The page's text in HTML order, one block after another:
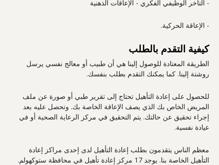
- التأخر الوظيفي الفكري - الإعاقات الذهنية
- الإعاقة الحركية.
كيفية التقدم بالطلب
الطريقة المعتادة للوصول إلينا هي أن طبيب أو معالج نفسي يرسل
روشتة إلينا. كما يمكنك التقدم بطلب بنفسك.
للحصول على إعادة التأهيل تحتاج إلى تقرير طبي أو صورة عن ملف
المريض الخاص بك الذي يصف الإعاقة الخاصة بك. وتحصل عليه بعد
إجراء تحقيق عن حالتك. يتم التحقيق في مركز الرعاية الصحية أو في
عيادة نفسية.
معظم الناس يتقدمون بطلب إعادة التأهيل لدى إحدى مراكز إعادة
التأهيل الخاصة بنا. يوجد 17 مركز إعادة تأهيل في محافظة ستوكهولم.